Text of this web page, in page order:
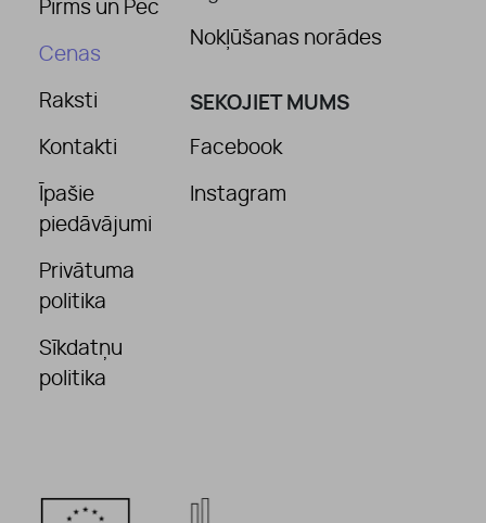
Pirms un Pēc
Cenas
Raksti
Kontakti
Īpašie
piedāvājumi
Privātuma
politika
Sīkdatņu
politika
Nokļūšanas norādes
SEKOJIET MUMS
Facebook
Instagram